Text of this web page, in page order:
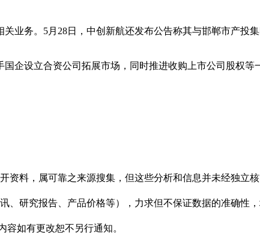
业务。5月28日，中创新航还发布公告称其与邯郸市产投
企设立合资公司拓展市场，同时推进收购上市公司股权等
资料，属可靠之来源搜集，但这些分析和信息并未经独立
、研究报告、产品价格等），力求但不保证数据的准确性
如有更改恕不另行通知。